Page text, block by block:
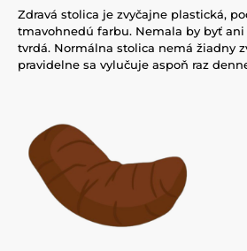
Zdravá stolica je zvyčajne plastická,
tmavohnedú farbu. Nemala by byť
tvrdá. Normálna stolica nemá žiadny
pravidelne sa vylučuje aspoň raz